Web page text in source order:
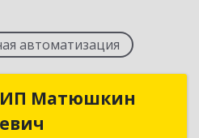
автоматизация
ИП Матюшкин
ИП Матюшкин
Валерьевич